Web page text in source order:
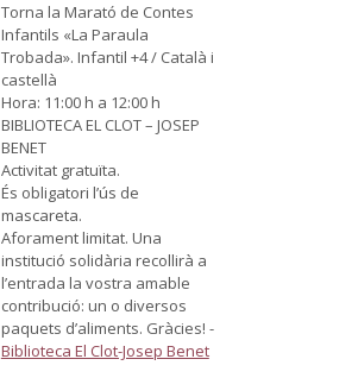
Torna la Marató de Contes
Infantils «La Paraula
Trobada». Infantil +4 / Català i
castellà
Hora: 11:00 h a 12:00 h
BIBLIOTECA EL CLOT – JOSEP
BENET
Activitat gratuïta.
És obligatori l’ús de
mascareta.
Aforament limitat. Una
institució solidària recollirà a
l’entrada la vostra amable
contribució: un o diversos
paquets d’aliments. Gràcies! -
Biblioteca El Clot-Josep Benet